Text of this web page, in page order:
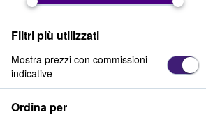
Filtri più utilizzati
Mostra prezzi con commissioni
indicative
Ordina per